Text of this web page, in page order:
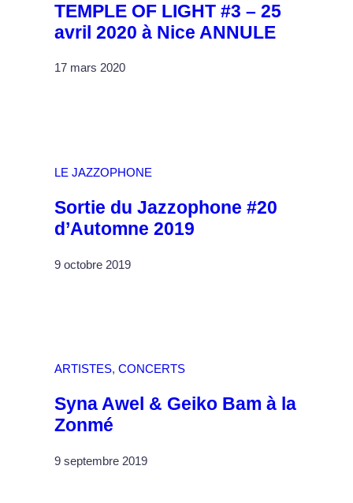
TEMPLE OF LIGHT #3 – 25
avril 2020 à Nice ANNULE
17 mars 2020
LE JAZZOPHONE
Sortie du Jazzophone #20
d’Automne 2019
9 octobre 2019
ARTISTES, CONCERTS
Syna Awel & Geiko Bam à la
Zonmé
9 septembre 2019